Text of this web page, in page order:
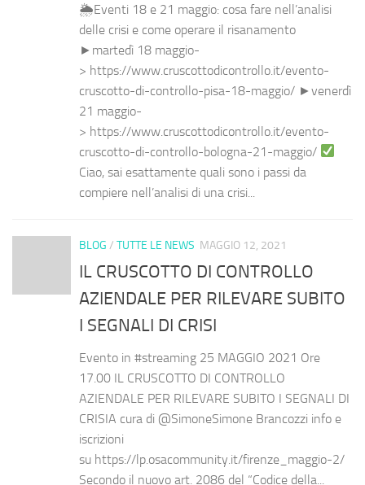
🌦Eventi 18 e 21 maggio: cosa fare nell’analisi
delle crisi e come operare il risanamento
►martedì 18 maggio-
> https://www.cruscottodicontrollo.it/evento-
cruscotto-di-controllo-pisa-18-maggio/ ►venerdì
21 maggio-
> https://www.cruscottodicontrollo.it/evento-
cruscotto-di-controllo-bologna-21-maggio/
Ciao, sai esattamente quali sono i passi da
compiere nell’analisi di una crisi...
BLOG / TUTTE LE NEWS MAGGIO 12, 2021
IL CRUSCOTTO DI CONTROLLO
AZIENDALE PER RILEVARE SUBITO
I SEGNALI DI CRISI
Evento in #streaming 25 MAGGIO 2021 Ore
17.00 IL CRUSCOTTO DI CONTROLLO
AZIENDALE PER RILEVARE SUBITO I SEGNALI DI
CRISIA cura di @SimoneSimone Brancozzi info e
iscrizioni
su https://lp.osacommunity.it/firenze_maggio-2/
Secondo il nuovo art. 2086 del “Codice della...